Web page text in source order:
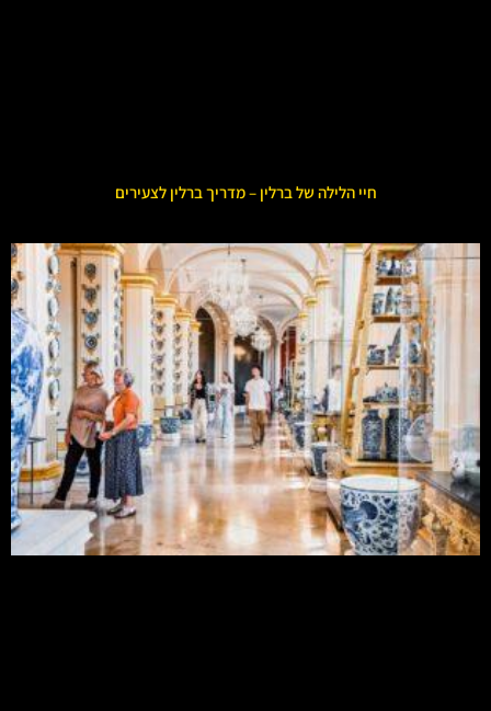
חיי הלילה של ברלין – מדריך ברלין לצעירים